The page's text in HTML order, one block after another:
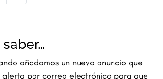
añadamos un nuevo anuncio que
alerta por correo electrónico para que